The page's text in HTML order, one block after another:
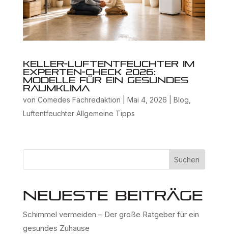
Keller-Luftentfeuchter im
Experten-Check 2026:
Modelle für ein gesundes
Raumklima
von Comedes Fachredaktion Mai 4, 2026 Blog
Luftentfeuchter Allgemeine Tipps
Suchen
Neueste Beiträge
Schimmel vermeiden – Der große Ratgeber für ein
gesundes Zuhause